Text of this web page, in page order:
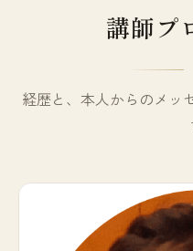
講師プ
経歴と、本人からのメッ